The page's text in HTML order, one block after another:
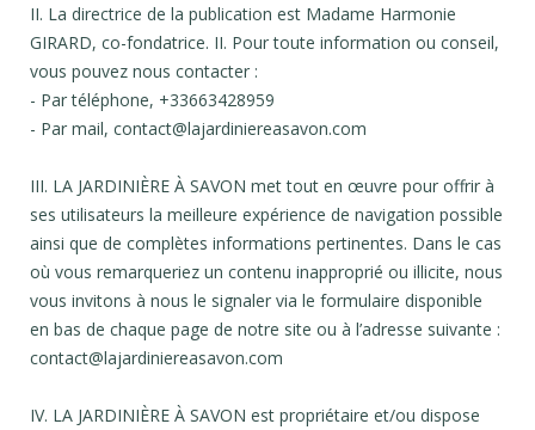
II. La directrice de la publication est Madame Harmonie
GIRARD, co-fondatrice. II. Pour toute information ou conseil,
vous pouvez nous contacter :
- Par téléphone, +33663428959
- Par mail, contact@lajardiniereasavon.com
III. LA JARDINIÈRE À SAVON met tout en œuvre pour offrir à
ses utilisateurs la meilleure expérience de navigation possible
ainsi que de complètes informations pertinentes. Dans le cas
où vous remarqueriez un contenu inapproprié ou illicite, nous
vous invitons à nous le signaler via le formulaire disponible
en bas de chaque page de notre site ou à l’adresse suivante :
contact@lajardiniereasavon.com
IV. LA JARDINIÈRE À SAVON est propriétaire et/ou dispose